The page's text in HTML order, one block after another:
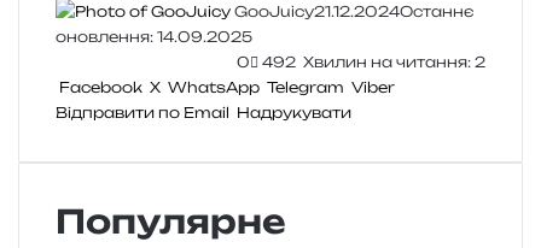
GooJuicy21.12.2024Останнє
оновлення: 14.09.2025
0
492 Хвилин на читання: 2
Facebook X WhatsApp Telegram Viber
Відправити по Email Надрукувати
Популярне